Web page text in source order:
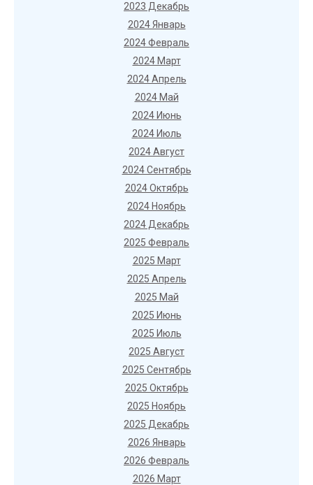
2023 Декабрь
2024 Январь
2024 Февраль
2024 Март
2024 Апрель
2024 Май
2024 Июнь
2024 Июль
2024 Август
2024 Сентябрь
2024 Октябрь
2024 Ноябрь
2024 Декабрь
2025 Февраль
2025 Март
2025 Апрель
2025 Май
2025 Июнь
2025 Июль
2025 Август
2025 Сентябрь
2025 Октябрь
2025 Ноябрь
2025 Декабрь
2026 Январь
2026 Февраль
2026 Март